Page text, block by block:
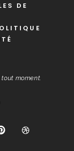
DE
moment.